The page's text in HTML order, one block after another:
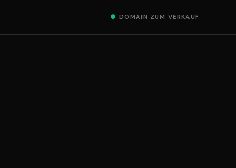
● DOMAIN ZUM VERKAUF